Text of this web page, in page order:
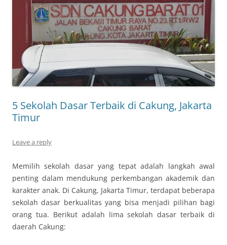
5 Sekolah Dasar Terbaik di Cakung, Jakarta
Timur
Leave a reply
Memilih sekolah dasar yang tepat adalah langkah awal
penting dalam mendukung perkembangan akademik dan
karakter anak. Di Cakung, Jakarta Timur, terdapat beberapa
sekolah dasar berkualitas yang bisa menjadi pilihan bagi
orang tua. Berikut adalah lima sekolah dasar terbaik di
daerah Cakung: